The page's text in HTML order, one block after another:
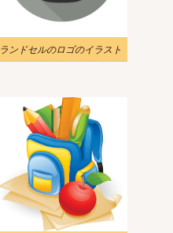
ランドセルのロゴのイラスト